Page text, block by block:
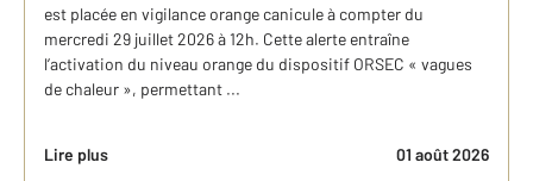
est placée en vigilance orange canicule à compter du
mercredi 29 juillet 2026 à 12h. Cette alerte entraîne
l’activation du niveau orange du dispositif ORSEC « vagues
de chaleur », permettant ...
Lire plus 01 août 2026